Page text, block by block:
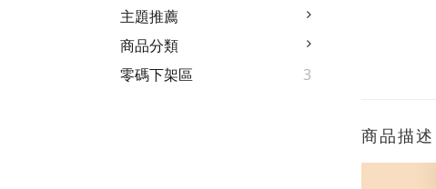
主題推薦
商品分類
零碼下架區
3
商品描述